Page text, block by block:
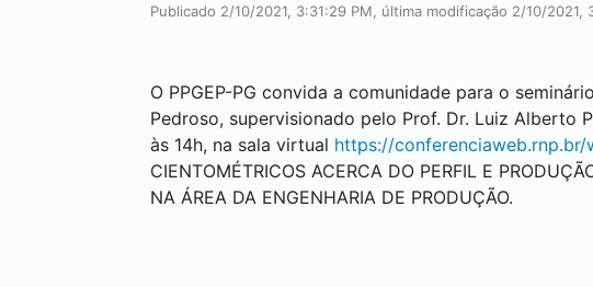
Publicado 2/10/2021, 3:31:29 PM, última modificação 2/10/2021,
O PPGEP-PG convida a comunidade para o
Pedroso, supervisionado pelo Prof. Dr. Luiz Alberto
às 14h, na sala virtual https://
CIENTOMÉTRICOS ACERCA DO PERFIL E
NA ÁREA DA ENGENHARIA DE PRODUÇÃO.